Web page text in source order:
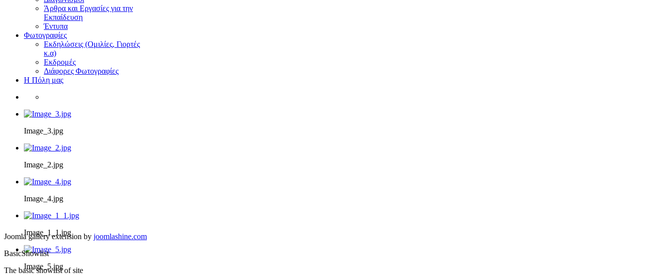
Άρθρα και Εργασίες για την
Εκπαίδευση
Έντυπα
Φωτογραφίες
Εκδηλώσεις (Ομιλίες, Γιορτές
κ.α)
Εκδρομές
Διάφορες Φωτογραφίες
Η Πόλη μας
Image_3.jpg
Image_2.jpg
Image_4.jpg
Image_1_1.jpg
Image_5.jpg
Joomla gallery extension by joomlashine.com
BasicShowlist
The basic showlist of site